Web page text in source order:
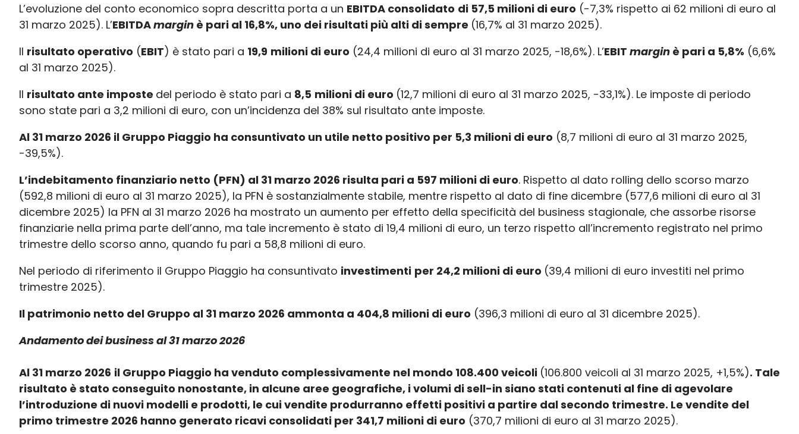
L’evoluzione del conto economico sopra descritta porta a un EBITDA consolidato di 57,5 milioni di euro (-7,3% rispetto ai 62 milioni di euro al
31 marzo 2025). L’EBITDAmargin è pari al 16,8%, uno dei risultati più alti di sempre (16,7% al 31 marzo 2025).
Il risultato operativo (EBIT) è stato pari a 19,9 milioni di euro (24,4 milioni di euro al 31 marzo 2025, -18,6%). L’EBIT margin è pari a 5,8% (6,6%
al 31 marzo 2025).
Il risultato ante imposte del periodo è stato pari a 8,5 milioni di euro (12,7 milioni di euro al 31 marzo 2025, -33,1%). Le imposte di periodo
sono state pari a 3,2 milioni di euro, con un’incidenza del 38% sul risultato ante imposte.
Al 31 marzo 2026 il Gruppo Piaggio ha consuntivato un utile netto positivo per 5,3 milioni di euro (8,7 milioni di euro al 31 marzo 2025,
-39,5%).
L’indebitamento finanziario netto (PFN) al 31 marzo 2026 risulta pari a 597 milioni di euro. Rispetto al dato rolling dello scorso marzo
(592,8 milioni di euro al 31 marzo 2025), la PFN è sostanzialmente stabile, mentre rispetto al dato di fine dicembre (577,6 milioni di euro al 31
dicembre 2025) la PFN al 31 marzo 2026 ha mostrato un aumento per effetto della specificità del business stagionale, che assorbe risorse
finanziarie nella prima parte dell’anno, ma tale incremento è stato di 19,4 milioni di euro, un terzo rispetto all’incremento registrato nel primo
trimestre dello scorso anno, quando fu pari a 58,8 milioni di euro.
Nel periodo di riferimento il Gruppo Piaggio ha consuntivato investimenti per 24,2 milioni di euro (39,4 milioni di euro investiti nel primo
trimestre 2025).
Il patrimonio netto del Gruppo al 31 marzo 2026 ammonta a 404,8 milioni di euro (396,3 milioni di euro al 31 dicembre 2025).
Andamento dei business al 31 marzo 2026
Al 31 marzo 2026 il Gruppo Piaggio ha venduto complessivamente nel mondo 108.400 veicoli (106.800 veicoli al 31 marzo 2025, +1,5%). Tale
risultato è stato conseguito nonostante, in alcune aree geografiche, i volumi di sell-in siano stati contenuti al fine di agevolare
l’introduzione di nuovi modelli e prodotti, le cui vendite produrranno effetti positivi a partire dal secondo trimestre. Le vendite del
primo trimestre 2026 hanno generato ricavi consolidati per 341,7 milioni di euro (370,7 milioni di euro al 31 marzo 2025).